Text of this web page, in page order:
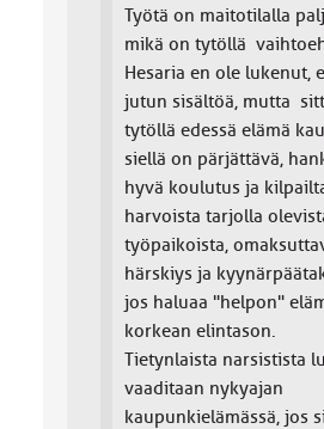
Työtä on maitotilalla
mikä on tytöllä
Hesaria en ole lukenut,
jutun sisältöä, mutta
tytöllä edessä elämä
siellä on pärjättävä,
hyvä koulutus ja
harvoista tarjolla
työpaikoista,
härskiys ja
jos haluaa "helpon"
korkean elintason.
Tietynlaista narsistista
vaaditaan nykyajan
kaupunkielämässä, jos